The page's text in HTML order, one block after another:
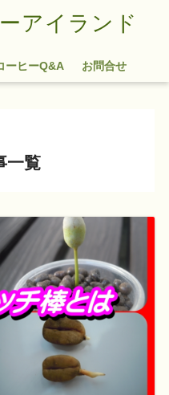
アイランド
ーヒーQ&A お問合せ
一覧